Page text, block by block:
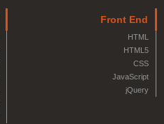
Front End
HTML
HTML5
CSS
JavaScript
jQuery